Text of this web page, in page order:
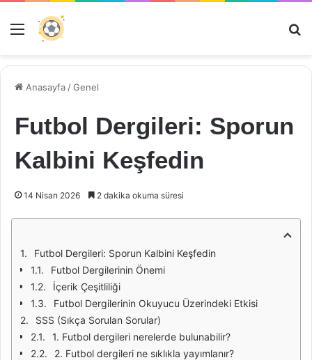
Menü
Anasayfa /Genel
Futbol Dergileri: Sporun
Kalbini Keşfedin
14 Nisan 2026 2 dakika okuma süresi
Futbol Dergileri: Sporun Kalbini Keşfedin
Futbol Dergilerinin Önemi
İçerik Çeşitliliği
Futbol Dergilerinin Okuyucu Üzerindeki Etkisi
SSS (Sıkça Sorulan Sorular)
1. Futbol dergileri nerelerde bulunabilir?
2. Futbol dergileri ne sıklıkla yayımlanır?